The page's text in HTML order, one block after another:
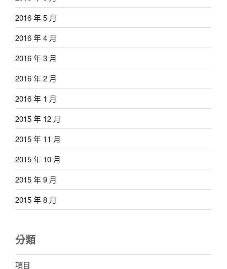
2016 年 5 月
2016 年 4 月
2016 年 3 月
2016 年 2 月
2016 年 1 月
2015 年 12 月
2015 年 11 月
2015 年 10 月
2015 年 9 月
2015 年 8 月
分類
項目